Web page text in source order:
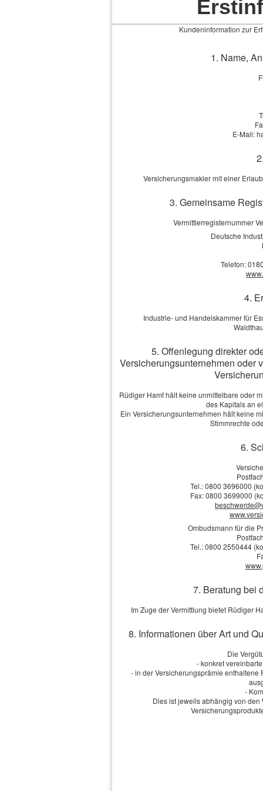
Datenschutz
Kundeninformation zur
1. Name,
E-Mail:
Versicherungsmakler mit einer
3. Gemeinsame
Vermittlerregisternummer
Deutsche
Telefon:
4.
Industrie- und Handelskammer für
5. Offenlegung direkter
Versicherungsunternehmen oder
Rüdiger Hamf hält keine unmittelbare oder
des Kapitals an
Ein Versicherungsunternehmen hält keine
Stimmrechte
6.
Tel.: 0800 3696000
Fax: 0800 3699000
Ombudsmann für die
Tel.: 0800 2550444
7. Beratung bei
Im Zuge der Vermittlung bietet Rüdiger
8. Informationen über Art und
Die
- konkret
- in der Versicherungsprämie
-
Dies ist jeweils abhängig von